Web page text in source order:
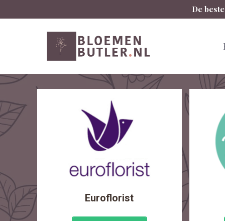
De
Euroflorist